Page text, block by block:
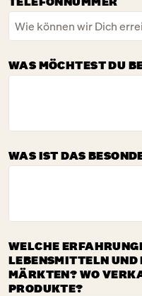
WAS MÖCHTEST DU
WAS IST DAS
WELCHE
LEBENSMITTELN
MÄRKTEN? WO
PRODUKTE?